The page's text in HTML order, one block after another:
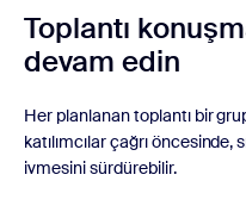
Toplantı
devam edin
Her planlanan toplantı bir
katılımcılar çağrı öncesinde,
ivmesini sürdürebilir.